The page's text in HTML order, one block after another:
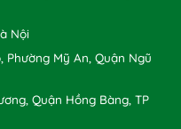
Nội
Phường Mỹ An, Quận Ngũ
Quận Hồng Bàng, TP